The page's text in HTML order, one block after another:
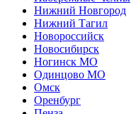
Нижний Новгород
Нижний Тагил
Новороссийск
Новосибирск
Ногинск МО
Одинцово МО
Омск
Оренбург